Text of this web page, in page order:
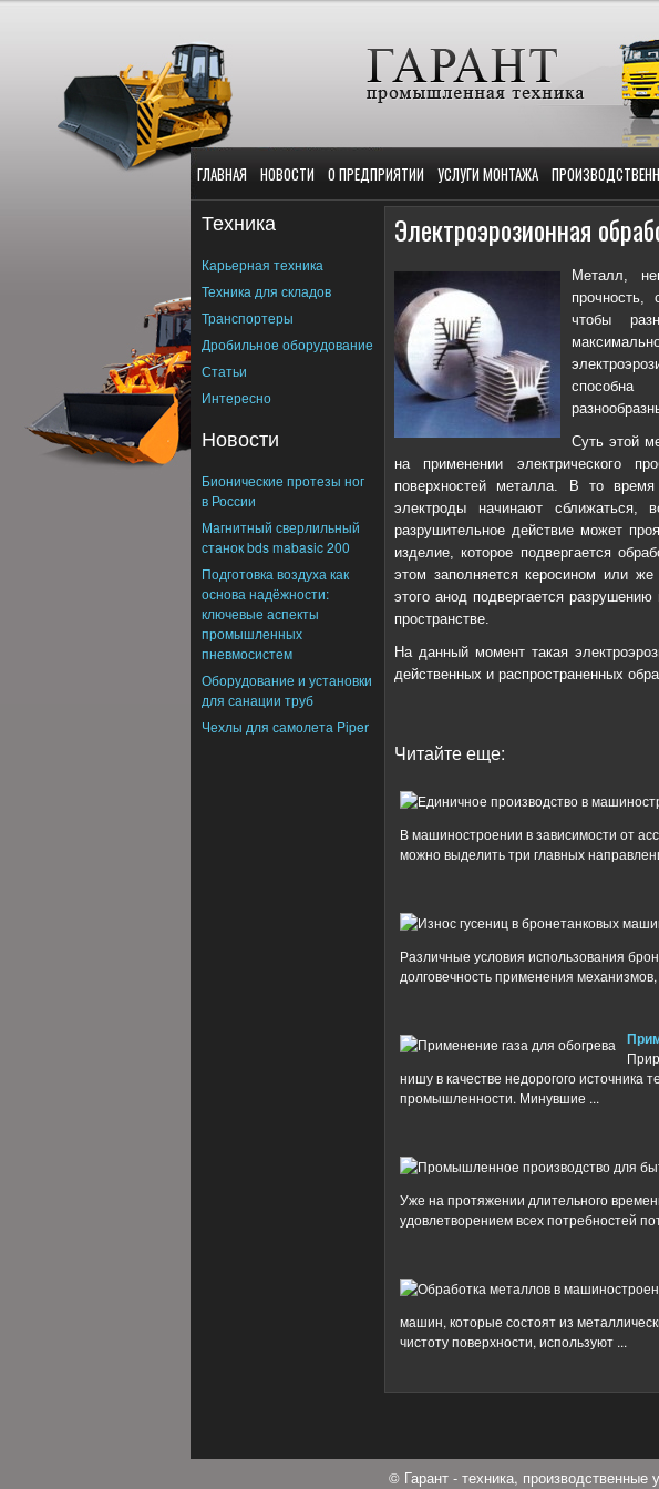
ГЛАВНАЯ НОВОСТИ О ПРЕДПРИЯТИИ УСЛУГИ МОНТАЖА
Техника
Карьерная техника
Техника для складов
Транспортеры
Дробильное оборудование
Статьи
Интересно
Новости
Бионические протезы ног
в России
Магнитный сверлильный
станок bds mabasic 200
Подготовка воздуха как
основа надёжности:
ключевые аспекты
промышленных
пневмосистем
Оборудование и установки
для санации труб
Чехлы для самолета Piper
Электроэрозионная
Металл,
прочность,
чтобы
Суть этой
на применении электрического
поверхностей металла. В то
электроды начинают сближаться,
разрушительное действие может
изделие, которое подвергается
этом заполняется керосином или
этого анод подвергается
пространстве.
На данный момент такая
действенных и распространенных
Читайте еще:
В машиностроении в зависимости от
можно выделить три главных
Различные условия использования
долговечность применения
нишу в качестве недорогого источника
промышленности. Минувшие ...
Уже на протяжении длительного
удовлетворением всех потребностей
машин, которые состоят из
чистоту поверхности, используют ...
© Гарант - техника,